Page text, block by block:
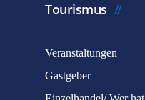
Tourismus
Veranstaltungen
Gastgeber